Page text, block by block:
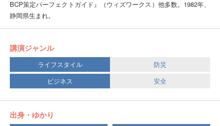
BCP策定パーフェクトガイド』（ウィズワークス）他多数。1982年、
静岡県生まれ。
講演ジャンル
ライフスタイル
防災
ビジネス
安全
出身・ゆかり